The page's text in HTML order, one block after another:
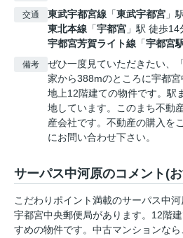
交通 東武宇都宮線 「東武宇都宮 」
東北本線 「宇都宮 」駅 徒歩14
宇都宮芳賀ライト線 「宇都宮
備考
ぜひ一度見ていただきたい、
家から388mのところに宇都宮
地上12階建ての物件です。駅
地しています。このまち不動
産会社です。不動産の購入を
にお問い合わせ下さい。
サーパス中河原のコメント(
こだわりポイント満載のサーパス中
宇都宮中央郵便局があります。12階
すめの物件です。中古マンションな